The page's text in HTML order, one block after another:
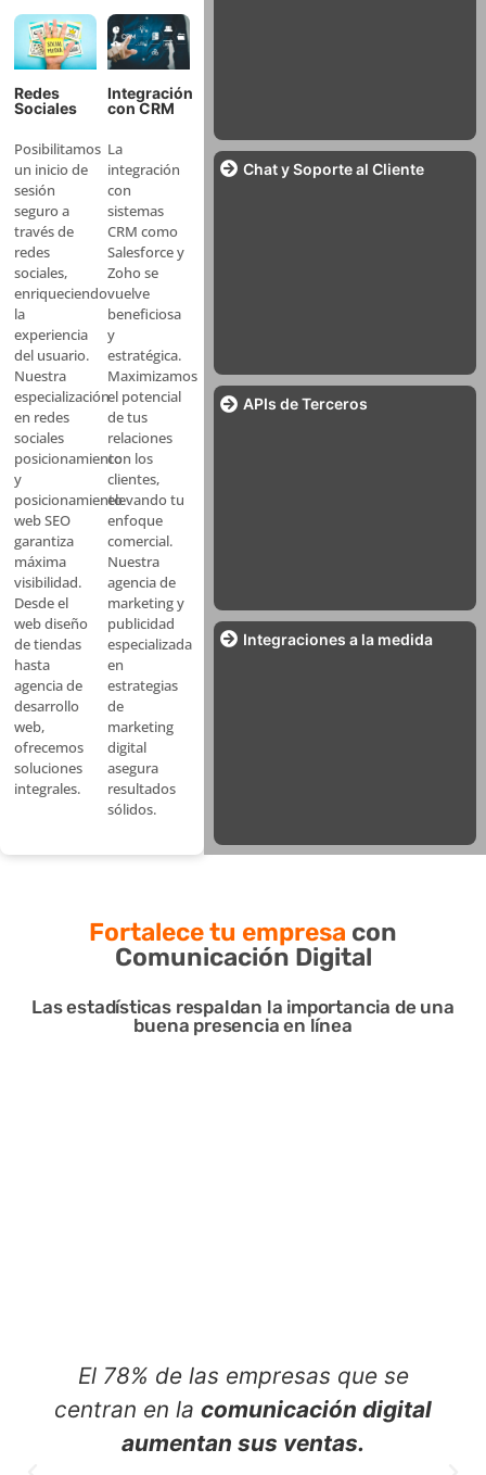
Chat y Soporte al Cliente
APIs de Terceros
Integraciones a la medida
Redes
Sociales
Posibilitamos
un inicio de
sesión
seguro a
través de
redes
sociales,
enriqueciendo
la
experiencia
del usuario.
Nuestra
especialización
en redes
sociales
posicionamiento
y
posicionamiento
web SEO
garantiza
máxima
visibilidad.
Desde el
web diseño
de tiendas
hasta
agencia de
desarrollo
web,
ofrecemos
soluciones
integrales.
Integración
con CRM
La
integración
con
sistemas
CRM como
Salesforce y
Zoho se
vuelve
beneficiosa
y
estratégica.
Maximizamos
el potencial
de tus
relaciones
con los
clientes,
elevando tu
enfoque
comercial.
Nuestra
agencia de
marketing y
publicidad
especializada
en
estrategias
de
marketing
digital
asegura
resultados
sólidos.
Fortalece tu empresa con
Comunicación Digital
Las estadísticas respaldan la importancia de una
buena presencia en línea
El 78% de las empresas que se
centran en la comunicación digital
aumentan sus ventas.